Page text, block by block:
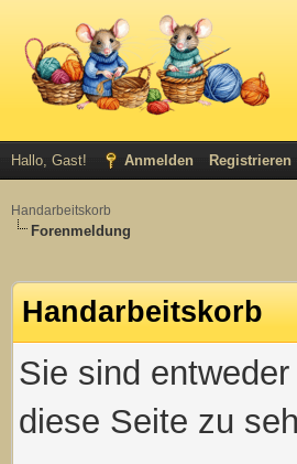
Hallo, Gast! Anmelden Registrieren
Handarbeitskorb
Forenmeldung
Handarbeitskorb
Sie sind
diese Seite zu